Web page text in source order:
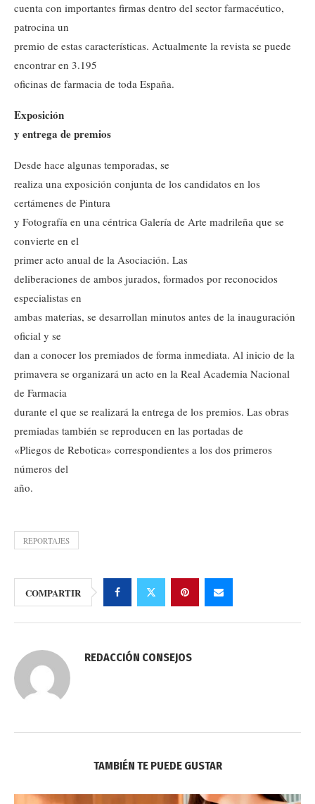
cuenta con importantes firmas dentro del sector farmacéutico,
patrocina un
premio de estas características. Actualmente la revista se puede
encontrar en 3.195
oficinas de farmacia de toda España.
Exposición
y entrega de premios
Desde hace algunas temporadas, se
realiza una exposición conjunta de los candidatos en los
certámenes de Pintura
y Fotografía en una céntrica Galería de Arte madrileña que se
convierte en el
primer acto anual de la Asociación. Las
deliberaciones de ambos jurados, formados por reconocidos
especialistas en
ambas materias, se desarrollan minutos antes de la inauguración
oficial y se
dan a conocer los premiados de forma inmediata. Al inicio de la
primavera se organizará un acto en la Real Academia Nacional
de Farmacia
durante el que se realizará la entrega de los premios. Las obras
premiadas también se reproducen en las portadas de
«Pliegos de Rebotica» correspondientes a los dos primeros
números del
año.
REPORTAJES
COMPARTIR
REDACCIÓN CONSEJOS
TAMBIÉN TE PUEDE GUSTAR